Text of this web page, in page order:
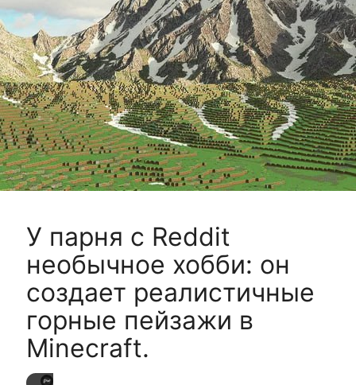
У парня с Reddit
необычное хобби: он
создает реалистичные
горные пейзажи в
Minecraft.